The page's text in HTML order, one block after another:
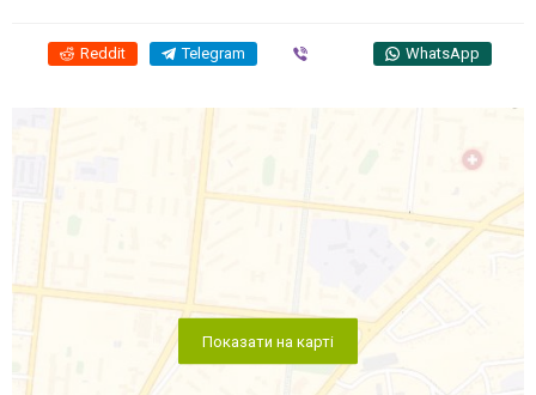
Reddit Telegram WhatsApp
Показати на карті